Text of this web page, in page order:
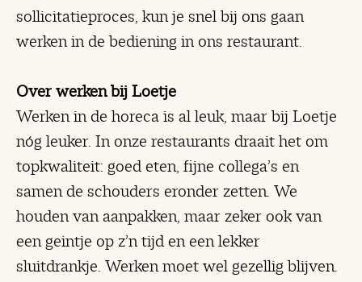
sollicitatieproces, kun je snel bij ons gaan
werken in de bediening in ons restaurant.
Over werken bij Loetje
Werken in de horeca is al leuk, maar bij Loetje
nóg leuker. In onze restaurants draait het om
topkwaliteit: goed eten, fijne collega’s en
samen de schouders eronder zetten. We
houden van aanpakken, maar zeker ook van
een geintje op z’n tijd en een lekker
sluitdrankje. Werken moet wel gezellig blijven.